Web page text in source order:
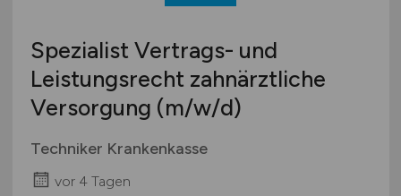
Spezialist Vertrags- und
Leistungsrecht zahnärztliche
Versorgung (m/w/d)
Techniker Krankenkasse
vor 4 Tagen